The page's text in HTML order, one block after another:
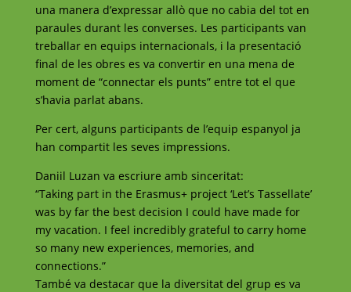
una manera d’expressar allò que no cabia del tot en
paraules durant les converses. Les participants van
treballar en equips internacionals, i la presentació
final de les obres es va convertir en una mena de
moment de “connectar els punts” entre tot el que
s’havia parlat abans.
Per cert, alguns participants de l’equip espanyol ja
han compartit les seves impressions.
Daniil Luzan va escriure amb sinceritat:
“Taking part in the Erasmus+ project ‘Let’s Tassellate’
was by far the best decision I could have made for
my vacation. I feel incredibly grateful to carry home
so many new experiences, memories, and
connections.”
També va destacar que la diversitat del grup es va